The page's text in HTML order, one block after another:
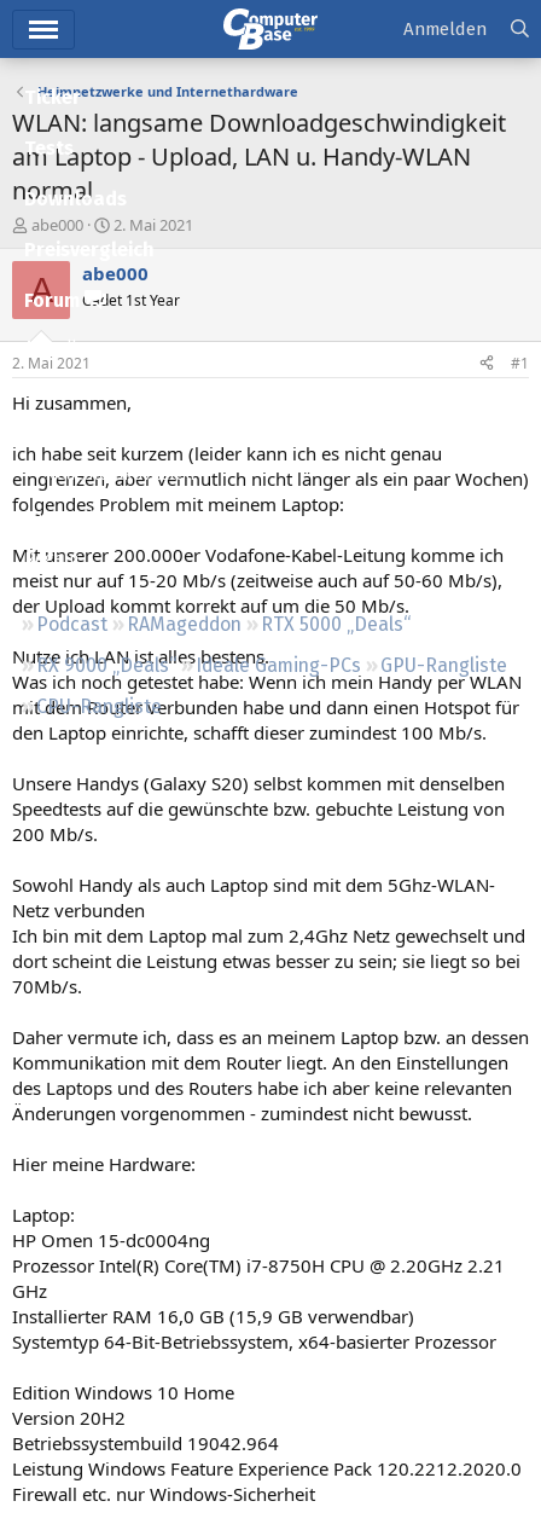
Ticker
Tests
Downloads
Preisvergleich
Forum
Aktuelles
Neueste Aktivitäten
Leserartikel
Regeln
Podcast RAMageddon
RTX 5000 „Deals“
RX 9000 „Deals“
Ideale Gaming-PCs
GPU-Rangliste
CPU-Rangliste
Anmelden
Heimnetzwerke und Internethardware
WLAN: langsame Downloadgeschwindigkeit
am Laptop - Upload, LAN u. Handy-WLAN
normal
E
r
s
t
e
l
e
r
abe000
E
s
e
t
a
2. Mai 2021
A abe000
Cadet 1st Year
2. Mai 2021 #1
Hi zusammen,
ich habe seit kurzem (leider kann ich es nicht genau
eingrenzen, aber vermutlich nicht länger als ein paar Wochen)
folgendes Problem mit meinem Laptop:
Mit unserer 200.000er Vodafone-Kabel-Leitung komme ich
meist nur auf 15-20 Mb/s (zeitweise auch auf 50-60 Mb/s),
der Upload kommt korrekt auf um die 50 Mb/s.
Nutze ich LAN ist alles bestens.
Was ich noch getestet habe: Wenn ich mein Handy per WLAN
mit dem Router verbunden habe und dann einen Hotspot für
den Laptop einrichte, schafft dieser zumindest 100 Mb/s.
Unsere Handys (Galaxy S20) selbst kommen mit denselben
Speedtests auf die gewünschte bzw. gebuchte Leistung von
200 Mb/s.
Sowohl Handy als auch Laptop sind mit dem 5Ghz-WLAN-
Netz verbunden
Ich bin mit dem Laptop mal zum 2,4Ghz Netz gewechselt und
dort scheint die Leistung etwas besser zu sein; sie liegt so bei
70Mb/s.
Daher vermute ich, dass es an meinem Laptop bzw. an dessen
Kommunikation mit dem Router liegt. An den Einstellungen
des Laptops und des Routers habe ich aber keine relevanten
Änderungen vorgenommen - zumindest nicht bewusst.
Hier meine Hardware:
Laptop:
HP Omen 15-dc0004ng
Prozessor Intel(R) Core(TM) i7-8750H CPU @ 2.20GHz 2.21
GHz
Installierter RAM 16,0 GB (15,9 GB verwendbar)
Systemtyp 64-Bit-Betriebssystem, x64-basierter Prozessor
Edition Windows 10 Home
Version 20H2
Betriebssystembuild 19042.964
Leistung Windows Feature Experience Pack 120.2212.2020.0
Firewall etc. nur Windows-Sicherheit